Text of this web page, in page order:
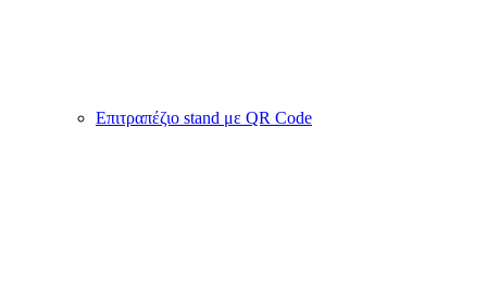
Επιτραπέζιο stand με QR Code